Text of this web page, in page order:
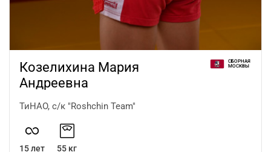
Козелихина Мария
Андреевна
ТиНАО, с/к "Roshchin Team"
СБОРНАЯ
МОСКВЫ
15 лет 55 кг